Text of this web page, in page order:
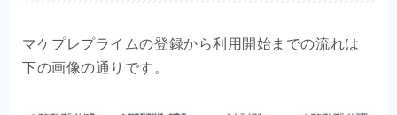
マケプレプライムの登録から利用開始までの流れは
下の画像の通りです。